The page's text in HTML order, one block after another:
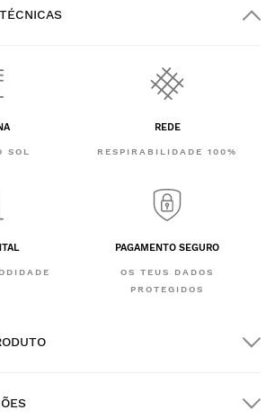
SOL
REDE
RESPIRABILIDADE 100%
PAGAMENTO SEGURO
OS TEUS DADOS
PROTEGIDOS